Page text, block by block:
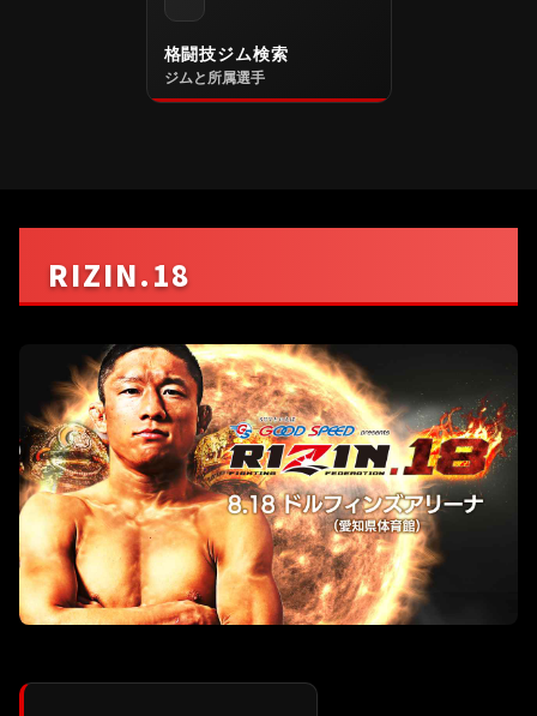
格闘技ジム検索
ジムと所属選手
RIZIN.18